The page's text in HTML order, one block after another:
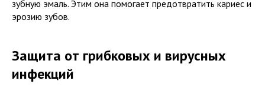
зубную эмаль. Этим она помогает предотвратить кариес и
эрозию зубов.
Защита от грибковых и вирусных
инфекций